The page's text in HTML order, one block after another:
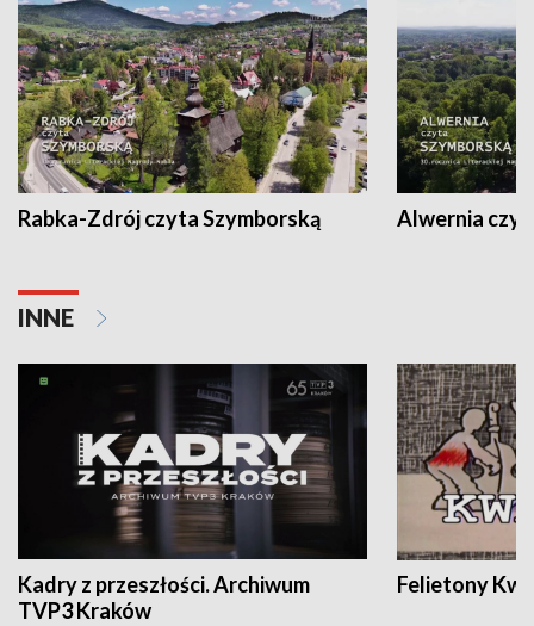
Rabka-Zdrój czyta Szymborską Alwernia
INNE
Kadry z przeszłości. Archiwum
TVP3 Kraków
Felietony